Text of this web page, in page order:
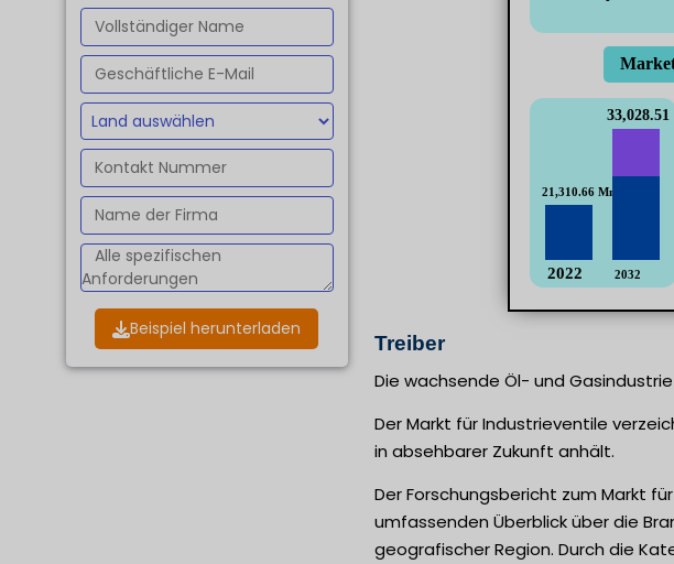
Beispiel herunterladen
Treiber
Die wachsende Öl- und
Der Markt für Industrieventile
in absehbarer Zukunft anhält.
Der Forschungsbericht zum Markt
umfassenden Überblick über die
geografischer Region. Durch die